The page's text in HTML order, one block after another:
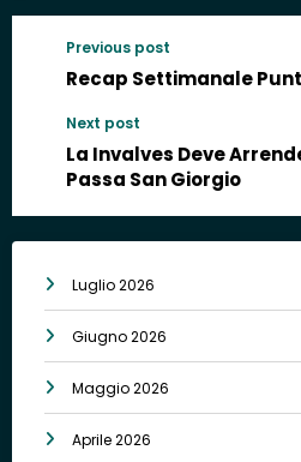
Previous post
Recap Settimanale
Next post
La Invalves Deve
Passa San Giorgio
Luglio 2026
Giugno 2026
Maggio 2026
Aprile 2026